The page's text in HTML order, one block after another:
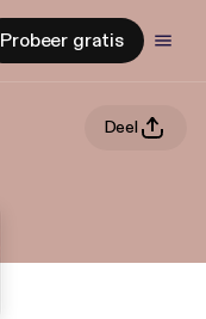
Probeer gratis
Deel